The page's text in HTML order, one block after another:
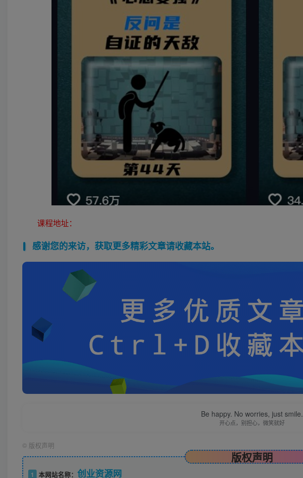
课程地址：
感谢您的来访，获取更多精彩文章请收藏本站。
Be happy. No worries, just smile.
开心点，别担心，微笑就好
© 版权声明
版权声明
1 本网站名称： 创业资源网